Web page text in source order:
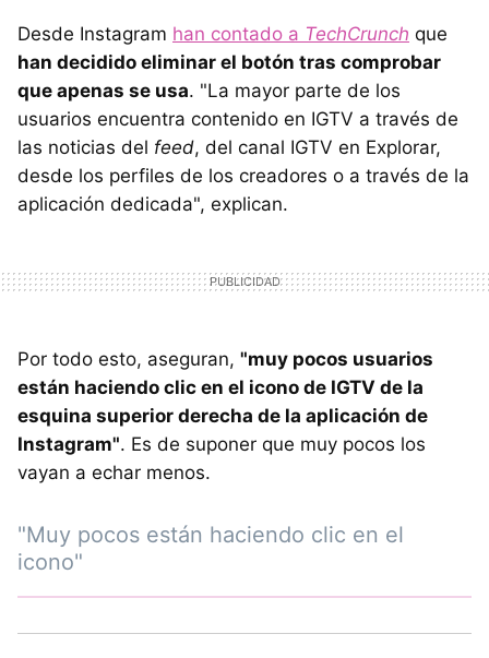
Desde Instagram han contado a TechCrunch que
han decidido eliminar el botón tras comprobar
que apenas se usa. "La mayor parte de los
usuarios encuentra contenido en IGTV a través de
las noticias del feed, del canal IGTV en Explorar,
desde los perfiles de los creadores o a través de la
aplicación dedicada", explican.
Por todo esto, aseguran, "muy pocos usuarios
están haciendo clic en el icono de IGTV de la
esquina superior derecha de la aplicación de
Instagram". Es de suponer que muy pocos los
vayan a echar menos.
"Muy pocos están haciendo clic en el
icono"